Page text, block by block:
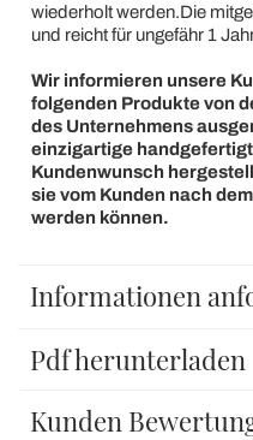
wiederholt werden.Die
und reicht für ungefähr 1
Wir informieren unsere
folgenden Produkte von
des Unternehmens
einzigartige
Kundenwunsch
sie vom Kunden nach
werden können.
Informationen
Pdf herunterladen
Kunden